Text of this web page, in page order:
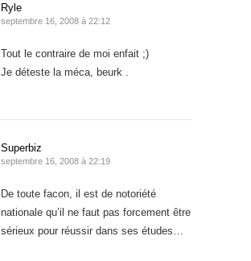
Ryle
septembre 16, 2008 à 22:12
Tout le contraire de moi enfait ;)
Je déteste la méca, beurk .
Superbiz
septembre 16, 2008 à 22:19
De toute facon, il est de notoriété
nationale qu’il ne faut pas forcement être
sérieux pour réussir dans ses études…